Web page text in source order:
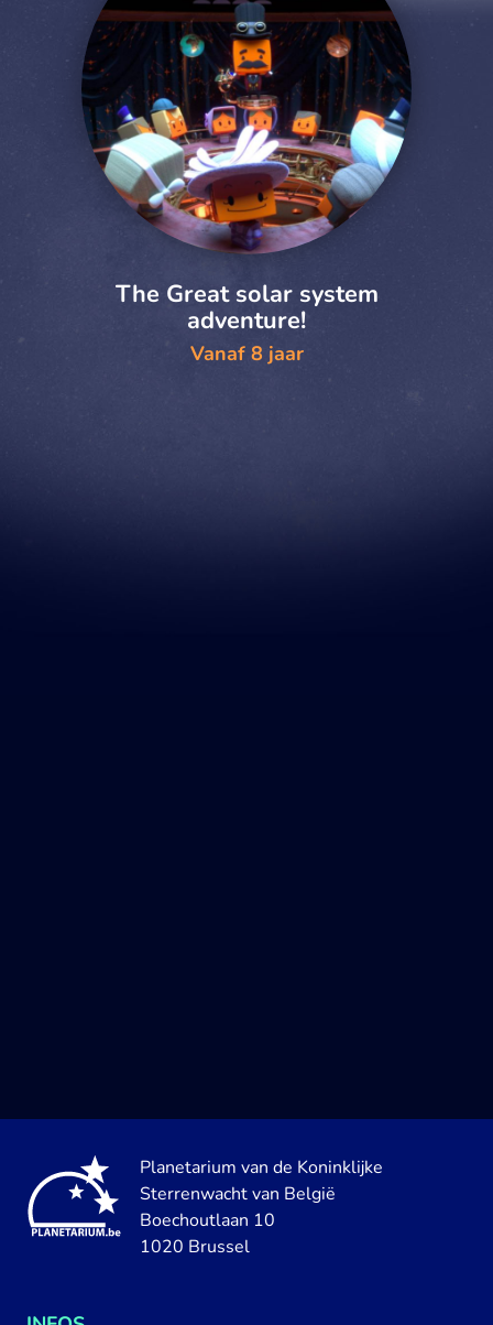
The Great solar system
adventure!
Vanaf 8 jaar
Planetarium van de Koninklijke
Sterrenwacht van België
Boechoutlaan 10
1020 Brussel